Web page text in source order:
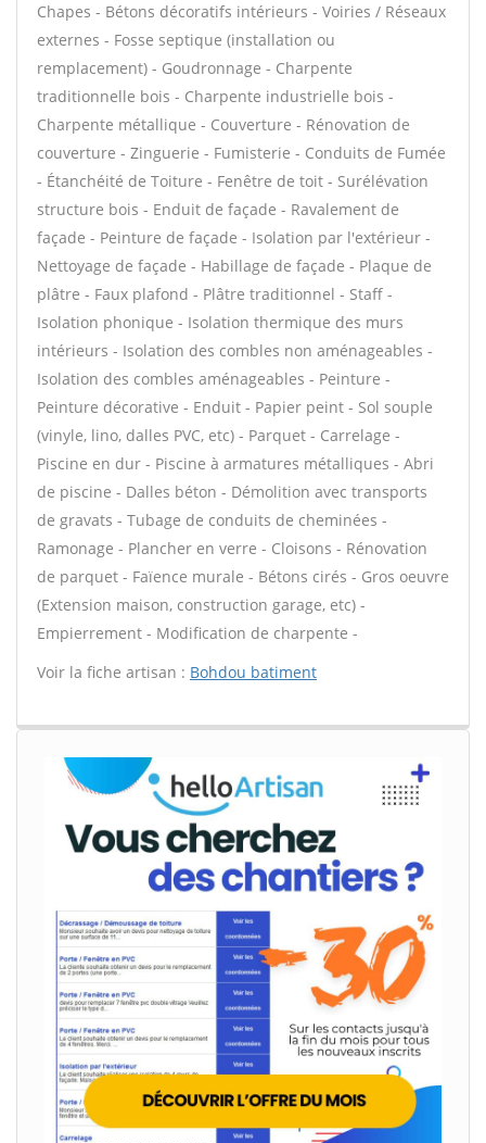
Chapes - Bétons décoratifs intérieurs - Voiries / Réseaux
externes - Fosse septique (installation ou
remplacement) - Goudronnage - Charpente
traditionnelle bois - Charpente industrielle bois -
Charpente métallique - Couverture - Rénovation de
couverture - Zinguerie - Fumisterie - Conduits de Fumée
- Étanchéité de Toiture - Fenêtre de toit - Surélévation
structure bois - Enduit de façade - Ravalement de
façade - Peinture de façade - Isolation par l'extérieur -
Nettoyage de façade - Habillage de façade - Plaque de
plâtre - Faux plafond - Plâtre traditionnel - Staff -
Isolation phonique - Isolation thermique des murs
intérieurs - Isolation des combles non aménageables -
Isolation des combles aménageables - Peinture -
Peinture décorative - Enduit - Papier peint - Sol souple
(vinyle, lino, dalles PVC, etc) - Parquet - Carrelage -
Piscine en dur - Piscine à armatures métalliques - Abri
de piscine - Dalles béton - Démolition avec transports
de gravats - Tubage de conduits de cheminées -
Ramonage - Plancher en verre - Cloisons - Rénovation
de parquet - Faïence murale - Bétons cirés - Gros oeuvre
(Extension maison, construction garage, etc) -
Empierrement - Modification de charpente -
Voir la fiche artisan : Bohdou batiment